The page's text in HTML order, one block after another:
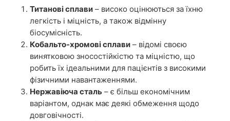
Титанові сплави – високо оцінюються за їхню
легкість і міцність, а також відмінну
біосумісність.
Кобальто-хромові сплави – відомі своєю
винятковою зносостійкістю та міцністю, що
робить їх ідеальними для пацієнтів з високими
фізичними навантаженнями.
Нержавіюча сталь – є більш економічним
варіантом, однак має деякі обмеження щодо
довговічності.